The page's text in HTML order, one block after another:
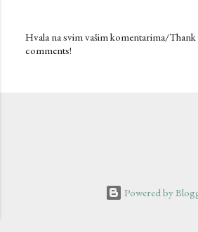
P
Hvala na svim vašim komentarima/
comments!
Powered by